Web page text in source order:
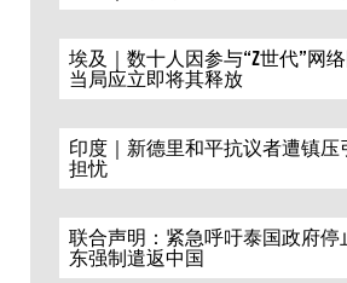
埃及｜数十人因参与“Z世代”网
当局应立即将其释放
印度｜新德里和平抗议者遭镇压
担忧
联合声明：紧急呼吁泰国政府停
东强制遣返中国